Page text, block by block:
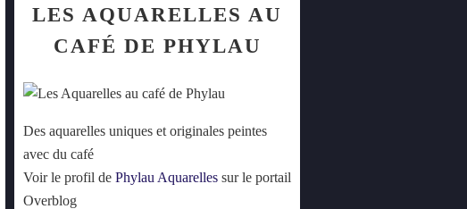
LES AQUARELLES AU
CAFÉ DE PHYLAU
Des aquarelles uniques et originales peintes
avec du café
Voir le profil de Phylau Aquarelles sur le portail
Overblog